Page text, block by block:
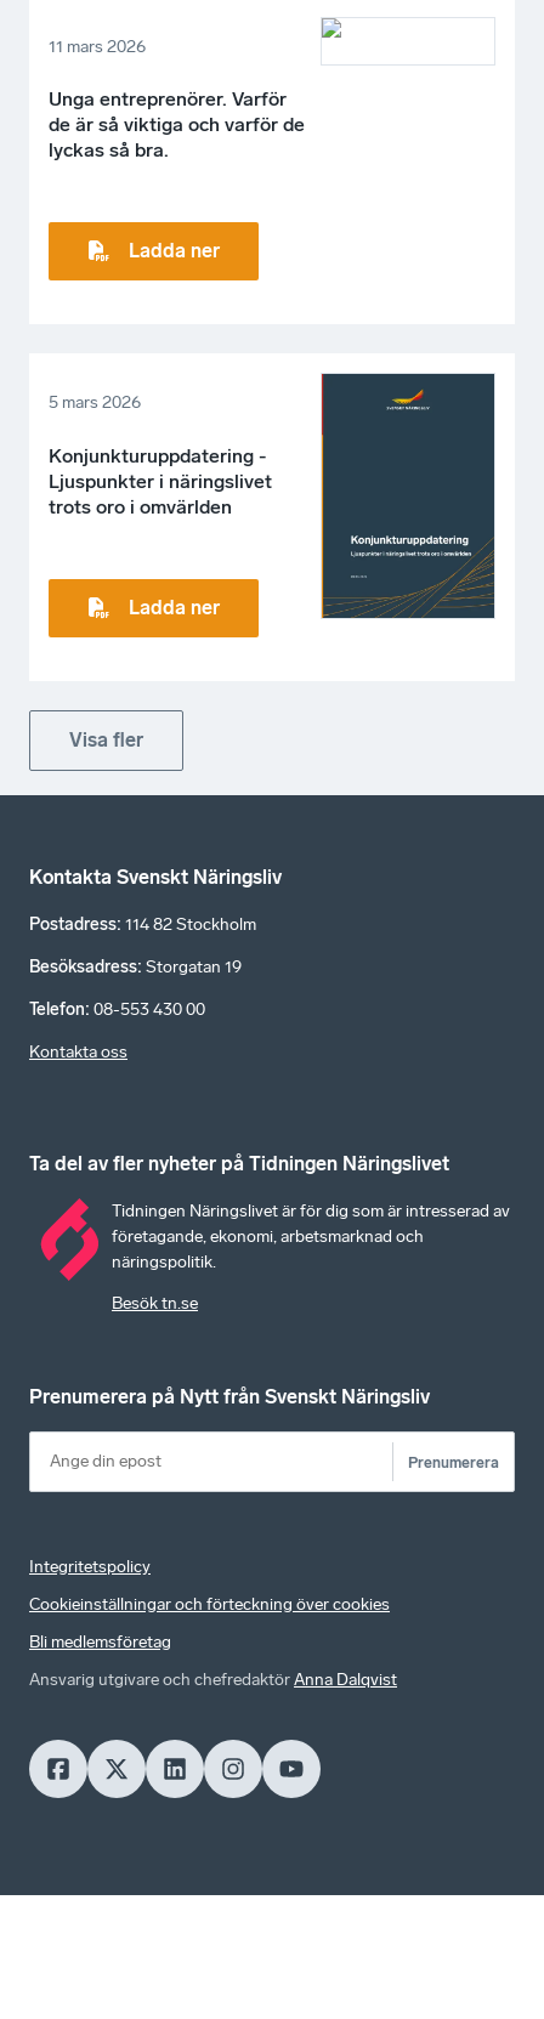
11 mars 2026
Unga entreprenörer. Varför
de är så viktiga och varför de
lyckas så bra.
Ladda ner
5 mars 2026
Konjunkturuppdatering -
Ljuspunkter i näringslivet
trots oro i omvärlden
Ladda ner
Visa fler
Kontakta Svenskt Näringsliv
Postadress: 114 82 Stockholm
Besöksadress: Storgatan 19
Telefon: 08-553 430 00
Kontakta oss
Ta del av fler nyheter på Tidningen Näringslivet
Tidningen Näringslivet är för dig som är intresserad av
företagande, ekonomi, arbetsmarknad och
näringspolitik.
Besök tn.se
Prenumerera på Nytt från Svenskt Näringsliv
Prenumerera
Integritetspolicy
Cookieinställningar och förteckning över cookies
Bli medlemsföretag
Ansvarig utgivare och chefredaktörAnna Dalqvist